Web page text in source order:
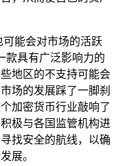
能会对市场的活跃
款具有广泛影响力的
地区的不支持可能会
场的发展踩了一脚刹
加密货币行业敲响了
极与各国监管机构进
找安全的航线，以确
展。